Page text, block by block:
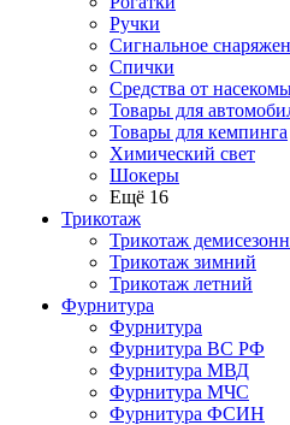
Ручки
Сигнальное
Спички
Средства от
Товары для
Товары для кемпинга
Химический свет
Шокеры
Ещё 16
Трикотаж
Трикотаж
Трикотаж зимний
Трикотаж летний
Фурнитура
Фурнитура
Фурнитура ВС РФ
Фурнитура МВД
Фурнитура МЧС
Фурнитура ФСИН